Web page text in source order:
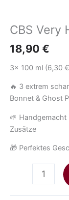
CBS Very
18,90 €
3x 100 ml (6,30
🔥 3 extrem
Bonnet & Ghost
🌱 Handgemacht
Zusätze
🎁 Perfektes